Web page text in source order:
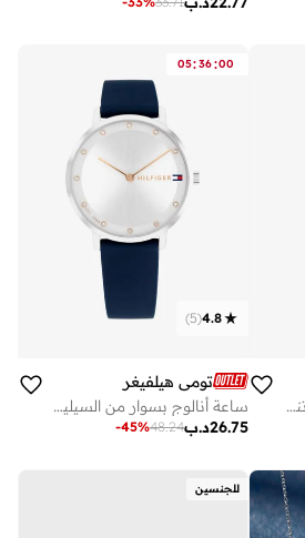
ساعة كوارتز بحزام فولاذي تناظرية
05:36:00
4.8
(
5
)
تومي هيلفيغر
ساعة أنالوج بسوار من السيليكون
د.ب26.75
48.24
-45%
للجنسين